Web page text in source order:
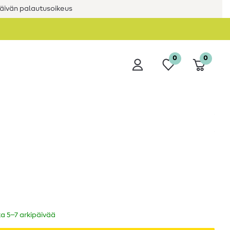
palautusoikeus
0 0
5–7 arkipäivää